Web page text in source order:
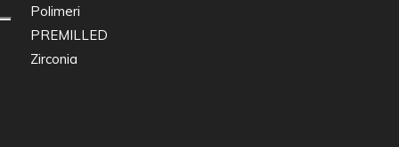
Polimeri
PREMILLED
Zirconia